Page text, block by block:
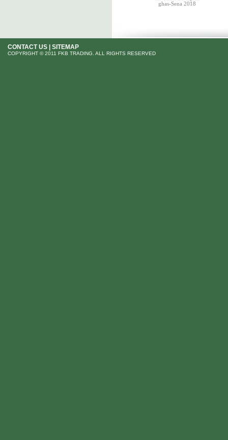
ghas-Sena 2018
CONTACT US SITEMAP
COPYRIGHT © 2011 FKB TRADING. ALL RIGHTS RESERVED